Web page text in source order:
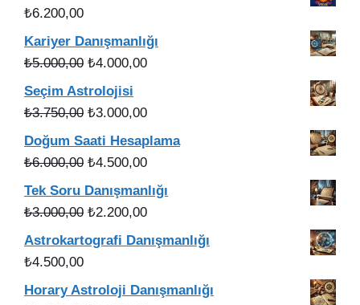
₺6.200,00
Kariyer Danışmanlığı
₺5.000,00 Orijinal
fiyat:
₺5.000,00.
₺4.000,00Şu
fiyat:
Seçim Astrolojisi
₺3.750,00 Orijinal
fiyat:
₺3.750,00.
₺3.000,00Şu
andaki
fiyat:
Doğum Saati Hesaplama
₺6.000,00 Orijinal
fiyat:
₺6.000,00.
₺4.500,00Şu
andaki
fiyat:
Tek Soru Danışmanlığı
₺3.000,00 Orijinal
fiyat:
₺2.200,00Şu
Astrokartografi Danışmanlığı
₺4.500,00
Horary Astroloji Danışmanlığı